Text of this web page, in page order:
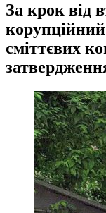
За крок від
корупційний
сміттєвих